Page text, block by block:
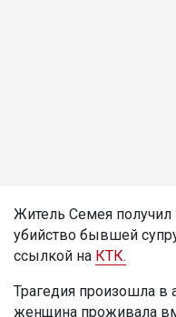
Житель Семея
убийство бывшей
ссылкой на КТК.
Трагедия произошла в
женщина проживала